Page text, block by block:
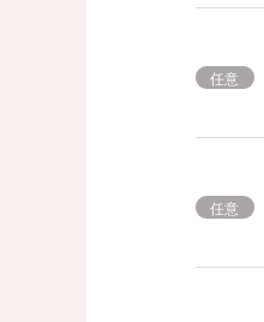
任意
任意